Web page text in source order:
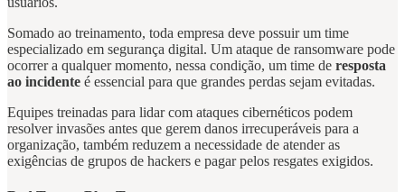
Somado ao treinamento, toda empresa deve possuir um time
especializado em segurança digital. Um ataque de ransomware pode
ocorrer a qualquer momento, nessa condição, um time de resposta
ao incidente é essencial para que grandes perdas sejam evitadas.
Equipes treinadas para lidar com ataques cibernéticos podem
resolver invasões antes que gerem danos irrecuperáveis para a
organização, também reduzem a necessidade de atender as
exigências de grupos de hackers e pagar pelos resgates exigidos.